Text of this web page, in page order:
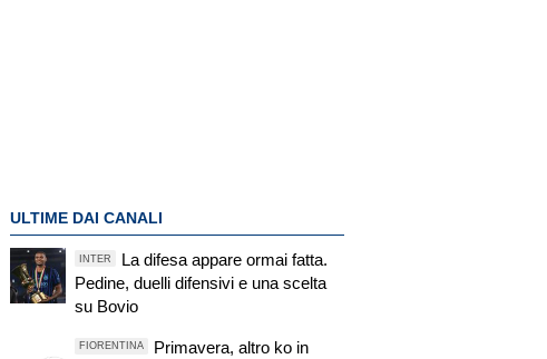
ULTIME DAI CANALI
INTER
La difesa appare ormai fatta.
Pedine, duelli difensivi e una scelta
su Bovio
FIORENTINA
Primavera, altro ko in